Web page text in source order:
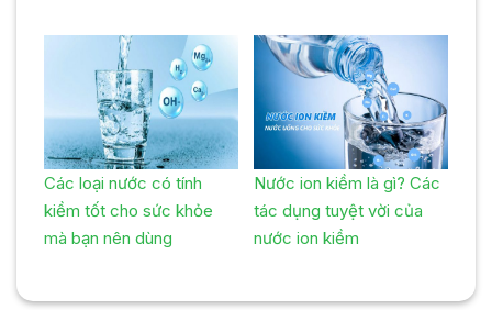
Các loại nước có tính
kiềm tốt cho sức khỏe
mà bạn nên dùng
Nước ion kiềm là gì? Các
tác dụng tuyệt vời của
nước ion kiềm